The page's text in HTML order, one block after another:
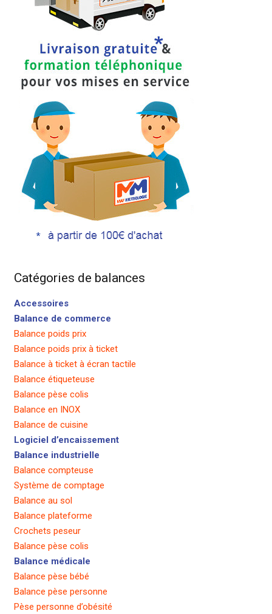
Catégories de balances
Accessoires
Balance de commerce
Balance poids prix
Balance poids prix à ticket
Balance à ticket à écran tactile
Balance étiqueteuse
Balance pèse colis
Balance en INOX
Balance de cuisine
Logiciel d’encaissement
Balance industrielle
Balance compteuse
Système de comptage
Balance au sol
Balance plateforme
Crochets peseur
Balance pèse colis
Balance médicale
Balance pèse bébé
Balance pèse personne
Pèse personne d’obésité